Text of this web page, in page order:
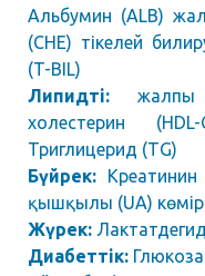
Альбумин (ALB)
(CHE) тікелей
(T-BIL)
Липидті: жалпы
холестерин
Триглицерид (TG)
Бүйрек:
қышқылы (UA)
Жүрек:
Диабеттік: Глюкоза